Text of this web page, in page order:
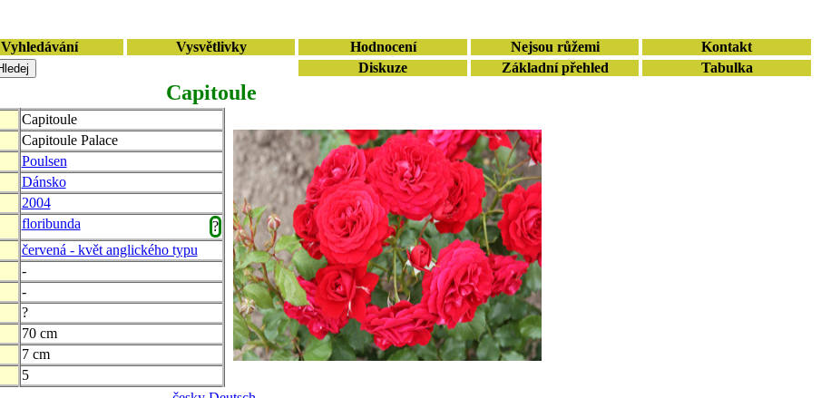
Vyhledávání Vysvětlivky Hodnocení Nejsou růžemi
Kontakt
Diskuze Základní přehled Tabulka
Capitoule
Capitoule
Capitoule Palace
Poulsen
Dánsko
2004
floribunda
?
červená - květ anglického typu
-
-
?
70 cm
7 cm
5